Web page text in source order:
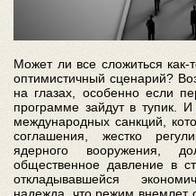
Может ли все сложиться
оптимистичный сценарий?
на глазах, особенно если
программе зайдут в тупик.
международных санкций,
соглашения, жестко
ядерного вооружения,
общественное давление в
откладывавшейся
надежда, что режим внемлет